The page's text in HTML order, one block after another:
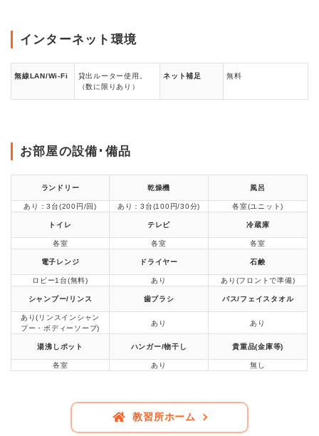
インターネット環境
無線LAN/Wi-Fi
貸出ルーター使用。
（数に限りあり）
ネット補足 無料
お部屋の設備･備品
ランドリー
あり：3台(200円/回)
乾燥機
あり：3台(100円/30分)
風呂
各室(ユニット)
トイレ
各室
テレビ
各室
冷蔵庫
各室
電子レンジ
ロビー1台(無料)
ドライヤー
あり
石鹸
あり(フロントで準備)
シャンプー/リンス
あり(リンスインシャン
プー・ボディーソープ)
歯ブラシ
あり
バス/フェイスタオル
あり
湯沸しポット
各室
ハンガー/物干し
あり
貴重品(金庫等)
無し
教習所ホーム